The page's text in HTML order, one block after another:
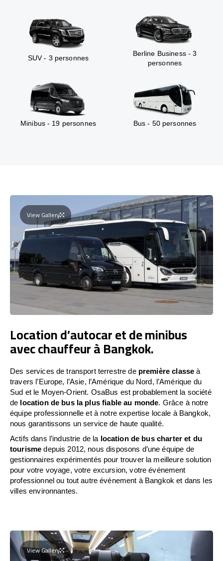
SUV - 3 personnes
Berline Business - 3
personnes
Minibus - 19 personnes Bus - 50 personnes
View Gallery
Location d’autocar et de minibus
avec chauffeur à Bangkok.
Des services de transport terrestre de première classe à
travers l’Europe, l’Asie, l’Amérique du Nord, l’Amérique du
Sud et le Moyen-Orient. OsaBus est probablement la société
de location de bus la plus fiable au monde. Grâce à notre
équipe professionnelle et à notre expertise locale à Bangkok,
nous garantissons un service de haute qualité.
Actifs dans l’industrie de la location de bus charter et du
tourisme depuis 2012, nous disposons d’une équipe de
gestionnaires expérimentés pour trouver la meilleure solution
pour votre voyage, votre excursion, votre événement
professionnel ou tout autre événement à Bangkok et dans les
villes environnantes.
View Gallery